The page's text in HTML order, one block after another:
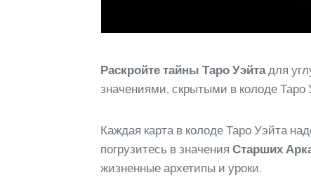
Раскройте тайны Таро Уэйтадля
значениями, скрытыми в колоде Таро
Каждая карта в колоде Таро Уэйта
погрузитесь в значения Старших
жизненные архетипы и уроки.